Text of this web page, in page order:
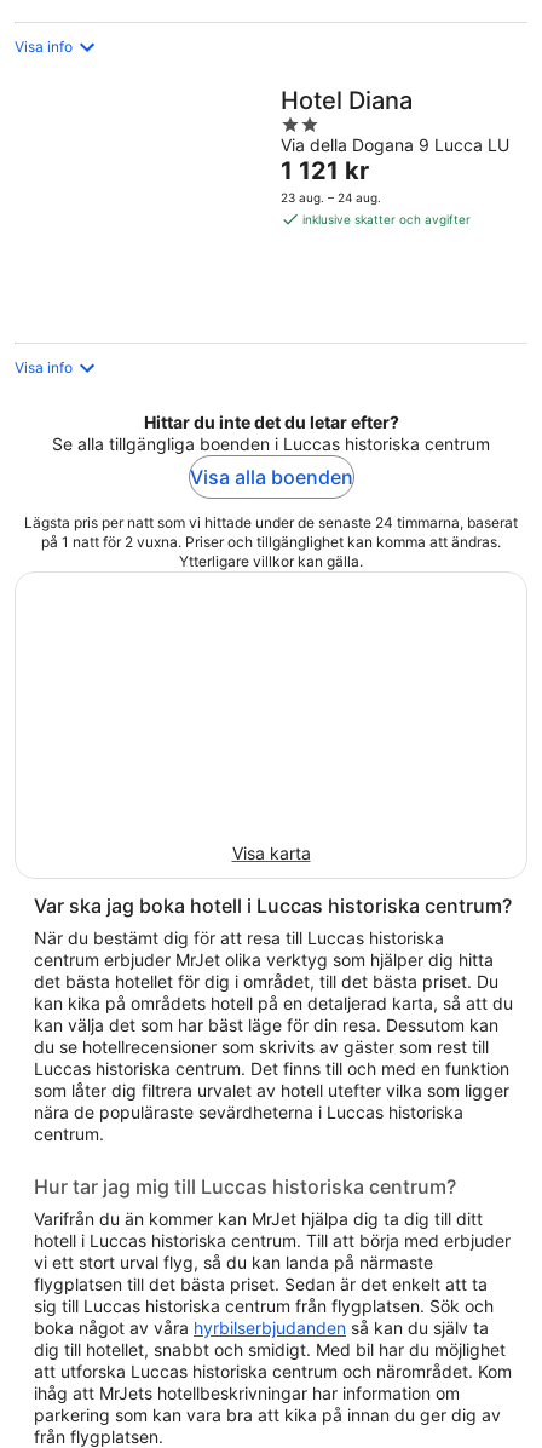
Visa info
Hotel Diana
2
out
of
5
Via della Dogana 9 Lucca LU
Priset
är
1 121 kr
1 121 kr
23 aug. – 24 aug.
inklusive skatter och avgifter
Visa info
Hittar du inte det du letar efter?
Se alla tillgängliga boenden i Luccas historiska centrum
Visa alla boenden
Lägsta pris per natt som vi hittade under de senaste 24 timmarna, baserat
på 1 natt för 2 vuxna. Priser och tillgänglighet kan komma att ändras.
Ytterligare villkor kan gälla.
Visa karta
Var ska jag boka hotell i Luccas historiska centrum?
När du bestämt dig för att resa till Luccas historiska
centrum erbjuder MrJet olika verktyg som hjälper dig hitta
det bästa hotellet för dig i området, till det bästa priset. Du
kan kika på områdets hotell på en detaljerad karta, så att du
kan välja det som har bäst läge för din resa. Dessutom kan
du se hotellrecensioner som skrivits av gäster som rest till
Luccas historiska centrum. Det finns till och med en funktion
som låter dig filtrera urvalet av hotell utefter vilka som ligger
nära de populäraste sevärdheterna i Luccas historiska
centrum.
Hur tar jag mig till Luccas historiska centrum?
Varifrån du än kommer kan MrJet hjälpa dig ta dig till ditt
hotell i Luccas historiska centrum. Till att börja med erbjuder
vi ett stort urval flyg, så du kan landa på närmaste
flygplatsen till det bästa priset. Sedan är det enkelt att ta
sig till Luccas historiska centrum från flygplatsen. Sök och
boka något av våra hyrbilserbjudanden så kan du själv ta
dig till hotellet, snabbt och smidigt. Med bil har du möjlighet
att utforska Luccas historiska centrum och närområdet. Kom
ihåg att MrJets hotellbeskrivningar har information om
parkering som kan vara bra att kika på innan du ger dig av
från flygplatsen.